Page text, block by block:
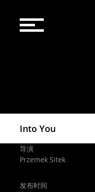
京东自营店
天猫官方旗舰店
官方授权经销商/租赁行
博客
Into You
导演
Przemek Sitek
发布时间